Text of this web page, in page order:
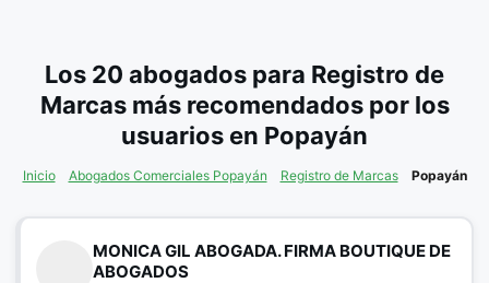
Los 20 abogados para Registro de
Marcas más recomendados por los
usuarios en Popayán
Inicio Abogados Comerciales Popayán Registro de Marcas Popayán
MONICA GIL ABOGADA. FIRMA BOUTIQUE DE
ABOGADOS